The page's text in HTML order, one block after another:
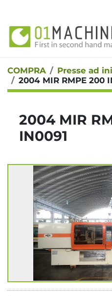
COMPRA Presse ad
2004 MIR RMPE 200
2004 MIR
IN0091